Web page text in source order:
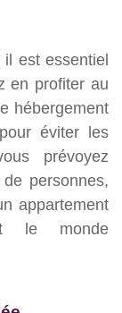
est essentiel
en profiter au
hébergement
éviter les
prévoyez
personnes,
appartement
le monde